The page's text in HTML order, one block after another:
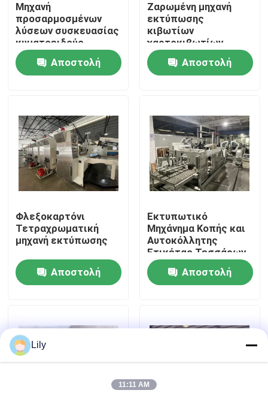
Σπίτι
Βίντεο
Περίπου εμείς
Ποιοτικός έλεγχος
Μας ελάτε σε επαφή με
Περιπτώσεις
μηχανή εκτύπωσης χαρτοκιβωτίων
Μηχανή
προσαρμοσμένων
λύσεων συσκευασίας
κυματοειδούς
συσκευασίας
Αποστολή
Ζαρωμένη μηχανή
εκτύπωσης
κιβωτίων
χαρτοκιβωτίων
Αποστολή
Φλεξοκαρτόνι
Τετραχρωματική
μηχανή εκτύπωσης
Αποστολή
Εκτυπωτικό
Μηχάνημα Κοπής και
Αυτοκόλλητης
Ετικέτας Τεσσάρων
Χρωμάτων
Αποστολή
Lily
11:11 AM